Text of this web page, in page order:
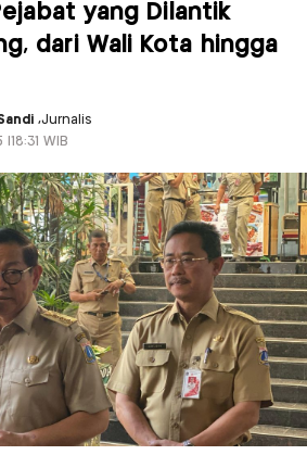
yang Dilantik
dari Wali Kota hingga
,Jurnalis
WIB